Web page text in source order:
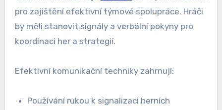
pro zajištění efektivní týmové spolupráce. Hráči
by měli stanovit signály a verbální pokyny pro
koordinaci her a strategií.
Efektivní komunikační techniky zahrnují:
Používání rukou k signalizaci herních